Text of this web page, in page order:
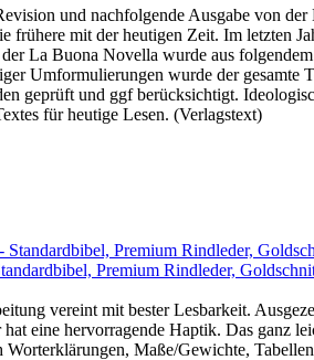
und nachfolgende Ausgabe von
frühere mit der heutigen Zeit. Im letzten
La Buona Novella wurde aus
Umformulierungen wurde der gesamte
geprüft und ggf berücksichtigt.
für heutige Lesen. (Verlagstext)
Premium Rindleder,
vereint mit bester Lesbarkeit.
eine hervorragende Haptik. Das ganz
Worterklärungen, Maße/Gewichte,